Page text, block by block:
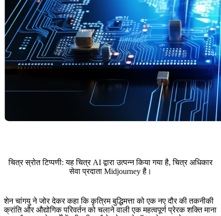
चित्र स्रोत टिप्पणी: यह चित्र AI द्वारा उत्पन्न किया गया है, चित्र अधिकार
सेवा प्रदाता Midjourney है।
शेन चांगयु ने जोर देकर कहा कि कृत्रिम बुद्धिमत्ता को एक नए दौर की तकनीकी
क्रांति और औद्योगिक परिवर्तन को चलाने वाली एक महत्वपूर्ण प्रेरक शक्ति माना